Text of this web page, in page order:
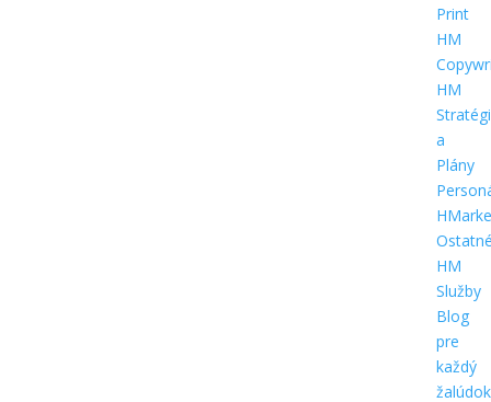
Print
HM
HM
a
Plány
HM
Služby
Blog
pre
každý
žalúdok